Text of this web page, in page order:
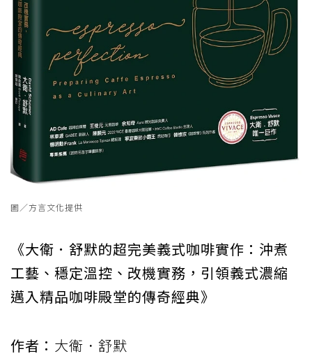
圖／方言文化提供
《大衛．舒默的超完美義式咖啡實作：沖煮
工藝、穩定溫控、改機實務，引領義式濃縮
邁入精品咖啡殿堂的傳奇經典》
作者： 大衛．舒默